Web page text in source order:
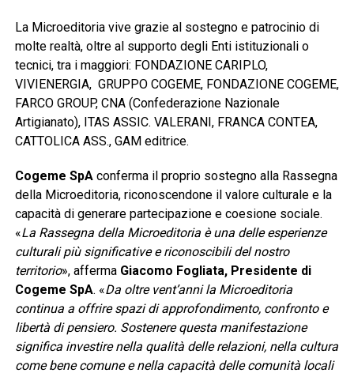
La Microeditoria vive grazie al sostegno e patrocinio di
molte realtà, oltre al supporto degli Enti istituzionali o
tecnici, tra i maggiori: FONDAZIONE CARIPLO,
VIVIENERGIA, GRUPPO COGEME, FONDAZIONE COGEME,
FARCO GROUP, CNA (Confederazione Nazionale
Artigianato), ITAS ASSIC. VALERANI, FRANCA CONTEA,
CATTOLICA ASS., GAM editrice.
Cogeme SpAconferma il proprio sostegno alla Rassegna
della Microeditoria, riconoscendone il valore culturale e la
capacità di generare partecipazione e coesione sociale.
«La Rassegna della Microeditoria è una delle esperienze
culturali più significative e riconoscibili del nostro
territorio», afferma Giacomo Fogliata, Presidente di
Cogeme SpA. «Da oltre vent’anni la Microeditoria
continua a offrire spazi di approfondimento, confronto e
libertà di pensiero. Sostenere questa manifestazione
significa investire nella qualità delle relazioni, nella cultura
come bene comune e nella capacità delle comunità locali